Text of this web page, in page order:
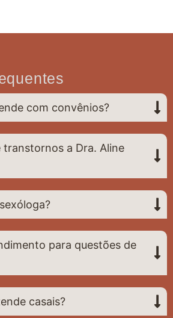
com convênios?
transtornos a Dra. Aline
para questões de
casais?